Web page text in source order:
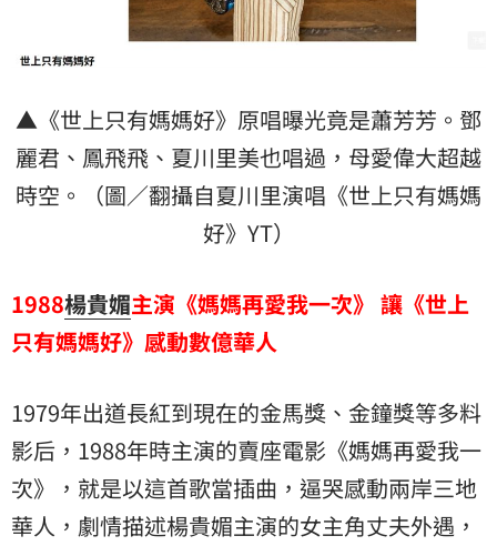
▲《世上只有媽媽好》原唱曝光竟是蕭芳芳。鄧
麗君、鳳飛飛、夏川里美也唱過，母愛偉大超越
時空。（圖／翻攝自夏川里演唱《世上只有媽媽
好》YT）
1988楊貴媚主演《媽媽再愛我一次》 讓《世上
只有媽媽好》感動數億華人
1979年出道長紅到現在的金馬獎、金鐘獎等多料
影后，1988年時主演的賣座電影《媽媽再愛我一
次》，就是以這首歌當插曲，逼哭感動兩岸三地
華人，劇情描述楊貴媚主演的女主角丈夫外遇，